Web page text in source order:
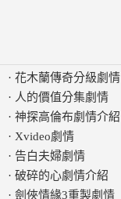
· 花木蘭傳奇分級劇情
· 人的價值分集劇情
· 神探高倫布劇情介紹
· Xvideo劇情
· 告白夫婦劇情
· 破碎的心劇情介紹
· 劍俠情緣3重製劇情